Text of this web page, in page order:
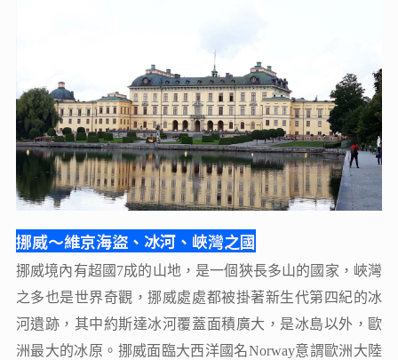
挪威～維京海盜、冰河、峽灣之國
挪威境內有超國7成的山地，是一個狹長多山的國家，峽灣
之多也是世界奇觀，挪威處處都被掛著新生代第四紀的冰
河遺跡，其中約斯達冰河覆蓋面積廣大，是冰島以外，歐
洲最大的冰原。挪威面臨大西洋國名Norway意謂歐洲大陸